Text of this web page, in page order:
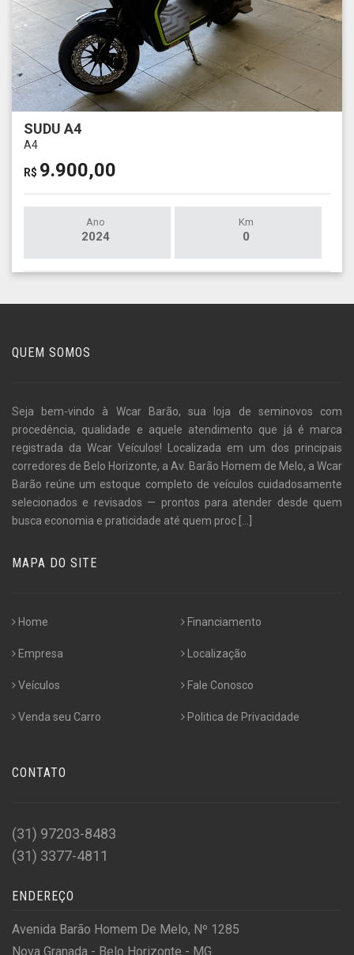
SUDU A4
A4
R$ 9.900,00
Ano
2024
Km
0
QUEM SOMOS
Seja bem-vindo à Wcar Barão, sua loja de seminovos com
procedência, qualidade e aquele atendimento que já é marca
registrada da Wcar Veículos! Localizada em um dos principais
corredores de Belo Horizonte, a Av. Barão Homem de Melo, a Wcar
Barão reúne um estoque completo de veículos cuidadosamente
selecionados e revisados — prontos para atender desde quem
busca economia e praticidade até quem proc [...]
MAPA DO SITE
Home
Empresa
Veículos
Venda seu Carro
Financiamento
Localização
Fale Conosco
Politica de Privacidade
CONTATO
(31) 97203-8483
(31) 3377-4811
ENDEREÇO
Avenida Barão Homem De Melo, Nº 1285
Nova Granada - Belo Horizonte - MG